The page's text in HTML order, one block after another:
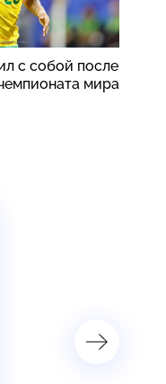
с собой после
мира